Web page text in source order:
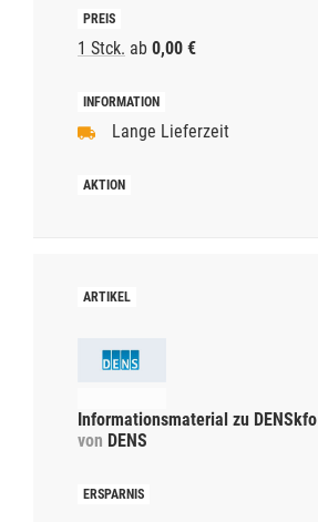
1 Stck. ab 0,00 €
Lange Lieferzeit
Informationsmaterial zu DENSkfo
von DENS